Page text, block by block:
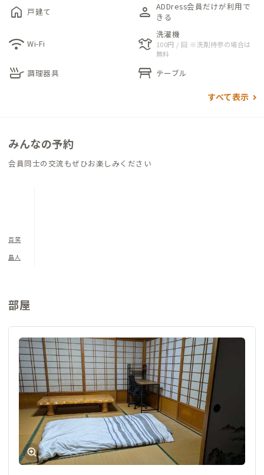
home 戸建て person ADDress会員だけが利用で
きる
wifi Wi-Fi laundry 洗濯機
100円 / 回 ※洗剤持参の場合は
無料
skillet 調理器具 table_restaurant テーブル
すべて表示
みんなの予約
会員同士の交流もぜひお楽しみください
百笑
島人
部屋